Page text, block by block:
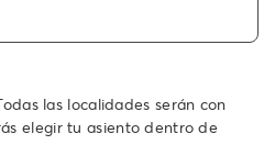
las localidades serán con
elegir tu asiento dentro de